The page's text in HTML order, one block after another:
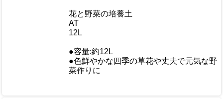
花と野菜の培養土
AT
12L
●容量:約12L
●色鮮やかな四季の草花や丈夫で元気な野
菜作りに